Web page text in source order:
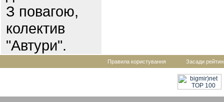
З повагою,
колектив
"Автури".
Правила користування Засади